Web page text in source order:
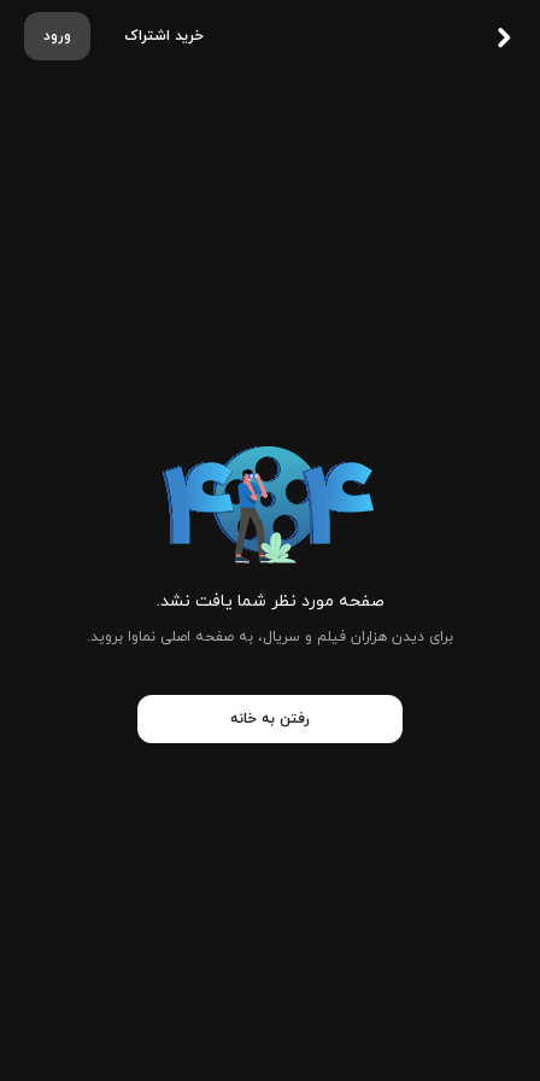
ورود خرید اشتراک
صفحه مورد نظر شما یافت نشد.
برای دیدن هزاران فیلم و سریال، به صفحه اصلی نماوا بروید.
رفتن به خانه